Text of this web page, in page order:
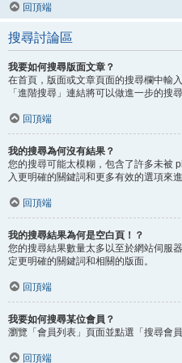
回頂端
搜尋討論區
我要如何搜尋版面文章？
在首頁，版面或文章頁面的搜尋欄中輸
「進階搜尋」連結將可以做進一步的搜尋
回頂端
我的搜尋為何沒有結果？
您的搜尋可能太模糊，包含了許多未被
入更明確的關鍵詞和更多有效的選項來進
回頂端
我的搜尋結果為何是空白頁！？
您的搜尋結果數量太多以至於網站伺服
定更明確的關鍵詞和相關的版面。
回頂端
我要如何搜尋某位會員？
瀏覽「會員列表」頁面並點選「搜尋會員
回頂端